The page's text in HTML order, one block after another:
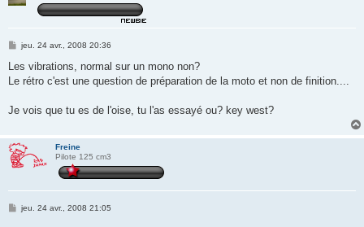
M
s
a
jeu. 24 avr., 2008 20:36
Les vibrations, normal sur un mono non?
Le rétro c'est une question de préparation de la moto et non de finition....
Je vois que tu es de l'oise, tu l'as essayé ou? key west?
Freine
Pilote 125 cm3
Mjeu. 24 avr., 2008 21:05